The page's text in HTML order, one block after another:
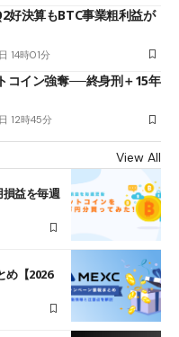
好決算もBTC事業粗利益が
14時01分
コイン強奪──終身刑＋15年
12時45分
View All
益を毎週
め【2026